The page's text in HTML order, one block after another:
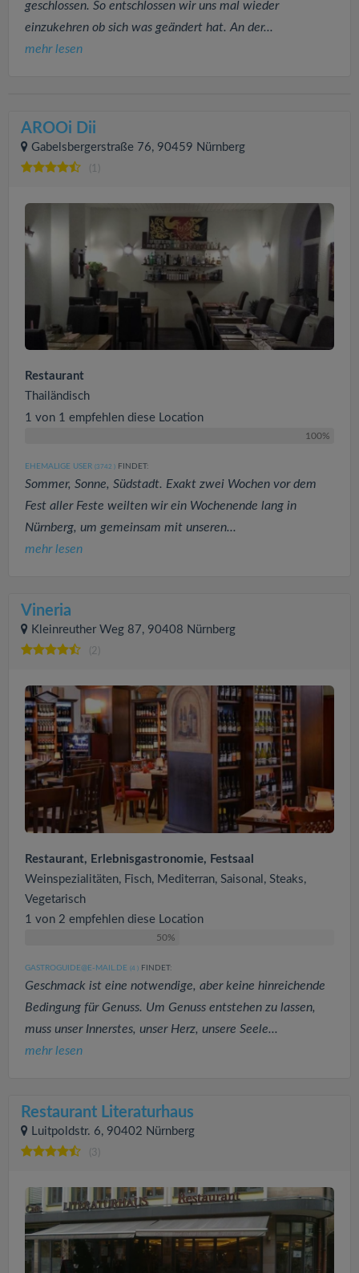
geschlossen. So entschlossen wir uns mal wieder
einzukehren ob sich was geändert hat. An der...
mehr lesen
AROOi Dii
Gabelsbergerstraße 76, 90459 Nürnberg
(1)
Restaurant
Thailändisch
1 von 1 empfehlen diese Location
100%
EHEMALIGE USER (3742 ) FINDET:
Sommer, Sonne, Südstadt. Exakt zwei Wochen vor dem
Fest aller Feste weilten wir ein Wochenende lang in
Nürnberg, um gemeinsam mit unseren...
mehr lesen
Vineria
Kleinreuther Weg 87, 90408 Nürnberg
(2)
Restaurant, Erlebnisgastronomie, Festsaal
Weinspezialitäten, Fisch, Mediterran, Saisonal, Steaks,
Vegetarisch
1 von 2 empfehlen diese Location
50%
GASTROGUIDE@E-MAIL.DE (4 ) FINDET:
Geschmack ist eine notwendige, aber keine hinreichende
Bedingung für Genuss. Um Genuss entstehen zu lassen,
muss unser Innerstes, unser Herz, unsere Seele...
mehr lesen
Restaurant Literaturhaus
Luitpoldstr. 6, 90402 Nürnberg
(3)